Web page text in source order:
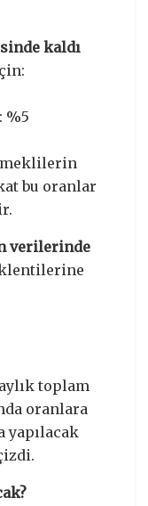
kaldı
%5
bu oranlar
verilerinde
toplam
oranlara
yapılacak